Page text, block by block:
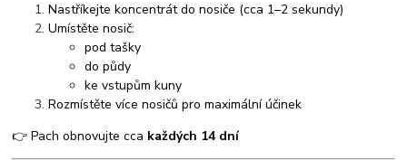
Nastříkejte koncentrát do nosiče (cca 1–2 sekundy)
Umístěte nosič:
pod tašky
do půdy
ke vstupům kuny
Rozmístěte více nosičů pro maximální účinek
👉 Pach obnovujte cca každých 14 dní